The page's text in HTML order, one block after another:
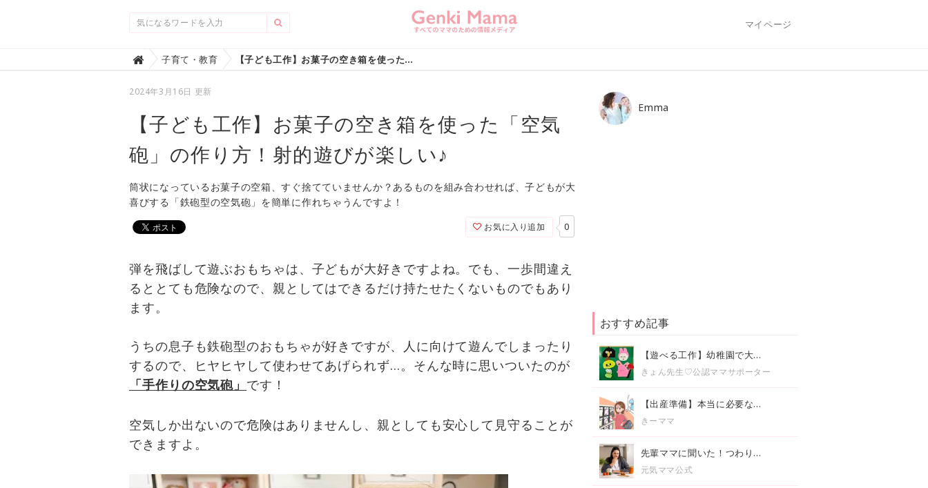
マイページ
Home子育て・教育 【子ども工作】お菓子の空き箱を使った「空気砲」の作り方！射的遊びが楽しい♪
2024年3月16日 更新
【子ども工作】お菓子の空き箱を使った「空気
砲」の作り方！射的遊びが楽しい♪
筒状になっているお菓子の空箱、すぐ捨てていませんか？あるものを組み合わせれば、子どもが大
喜びする「鉄砲型の空気砲」を簡単に作れちゃうんですよ！
お気に入り追加 0
弾を飛ばして遊ぶおもちゃは、子どもが大好きですよね。でも、一歩間違え
るととても危険なので、親としてはできるだけ持たせたくないものでもあり
ます。
うちの息子も鉄砲型のおもちゃが好きですが、人に向けて遊んでしまったり
するので、ヒヤヒヤして使わせてあげられず…。そんな時に思いついたのが
「手作りの空気砲」 です！
空気しか出ないので危険はありませんし、親としても安心して見守ることが
できますよ。
Emma
おすすめ記事
【遊べる工作】幼稚園で大...
きょん先生♡公認ママサポーター
【出産準備】本当に必要な...
きーママ
先輩ママに聞いた！つわり...
元気ママ公式